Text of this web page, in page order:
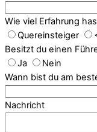
Wie viel Erfahrung
Quereinsteiger
Besitzt du einen
Ja
Nein
Wann bist du am
Nachricht